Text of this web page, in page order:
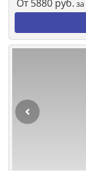
От 5880 руб.